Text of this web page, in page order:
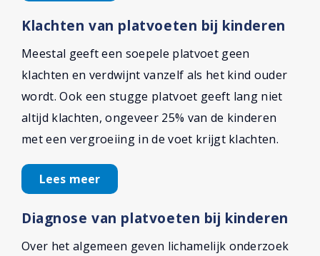
Klachten van platvoeten bij kinderen
Meestal geeft een soepele platvoet geen
klachten en verdwijnt vanzelf als het kind ouder
wordt. Ook een stugge platvoet geeft lang niet
altijd klachten, ongeveer 25% van de kinderen
met een vergroeiing in de voet krijgt klachten.
Lees meer
Diagnose van platvoeten bij kinderen
Over het algemeen geven lichamelijk onderzoek